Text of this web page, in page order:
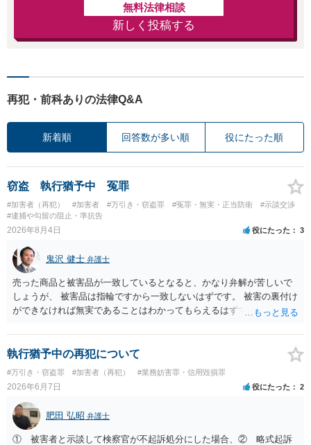
無料法律相談
新しく投稿する
再犯・前科ありの法律Q&A
新着順 回答数が多い順 役にたった順
窃盗 執行猶予中 冤罪
#加害者（再犯） #加害者 #万引き・窃盗罪 #冤罪・無実・正当防衛
#示談交渉
#逮捕や勾留の阻止・準抗告
2026年8月4日 役にたった 3
鬼沢 健士 弁護士
売った商品と被害品が一致しているとなると、かなり弁解が苦しいで
しょうが、 被害品は指輪ですから一致しないはずです。 被害の裏付け
ができなければ無実であることはわかってもらえるはずです。
執行猶予中の再犯について
#万引き・窃盗罪 #加害者（再犯） #業務妨害罪・信用毀損罪
2026年6月7日 役にたった 2
肥田 弘昭 弁護士
① 被害者と示談して検察官が不起訴処分にした場合、② 略式起訴